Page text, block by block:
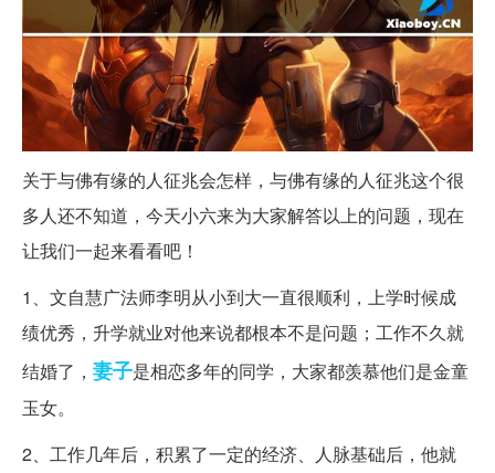
关于与佛有缘的人征兆会怎样，与佛有缘的人征兆这个很
多人还不知道，今天小六来为大家解答以上的问题，现在
让我们一起来看看吧！
1、文自慧广法师李明从小到大一直很顺利，上学时候成
绩优秀，升学就业对他来说都根本不是问题；工作不久就
结婚了， 妻子是相恋多年的同学，大家都羡慕他们是金童
玉女。
2、工作几年后，积累了一定的经济、人脉基础后，他就